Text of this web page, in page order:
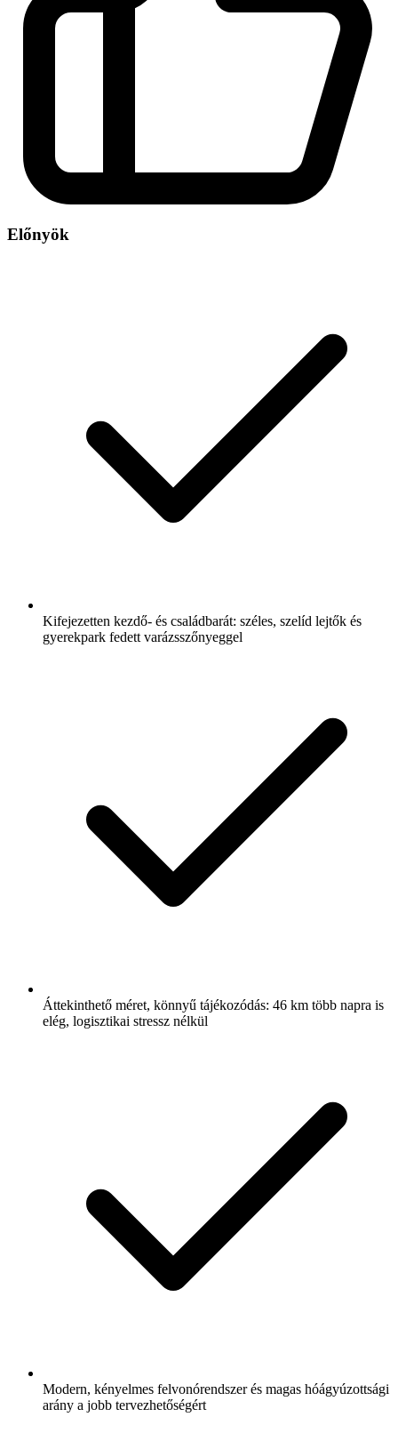
Előnyök
Kifejezetten kezdő- és családbarát: széles, szelíd lejtők és
gyerekpark fedett varázsszőnyeggel
Áttekinthető méret, könnyű tájékozódás: 46 km több napra is
elég, logisztikai stressz nélkül
Modern, kényelmes felvonórendszer és magas hóágyúzottsági
arány a jobb tervezhetőségért